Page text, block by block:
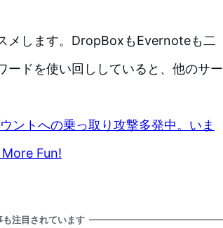
メします。DropBoxもEvernoteも二
ードを使い回ししていると、他のサー
ントへの乗っ取り攻撃多発中。いま
Fun!
も注目されています